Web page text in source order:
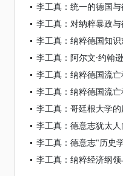
李工真：统一的德国
李工真：哥廷根大学
李工真：德意志"历史